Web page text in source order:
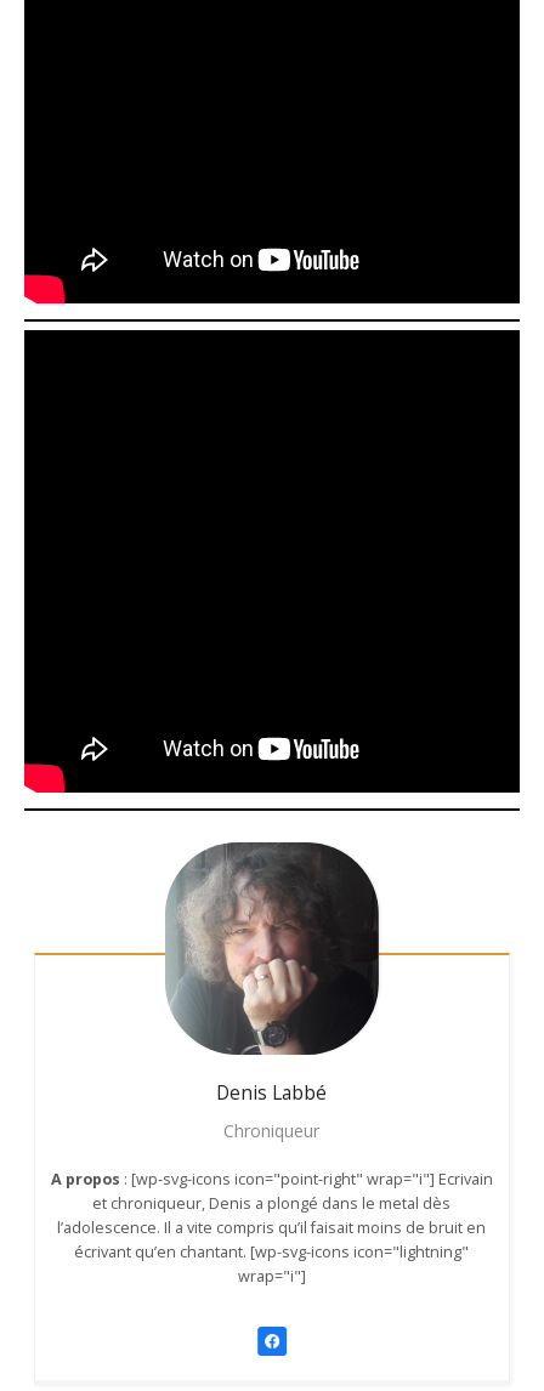
Denis Labbé
Chroniqueur
A propos : [wp-svg-icons icon="point-right" wrap="i"] Ecrivain
et chroniqueur, Denis a plongé dans le metal dès
l’adolescence. Il a vite compris qu’il faisait moins de bruit en
écrivant qu’en chantant. [wp-svg-icons icon="lightning"
wrap="i"]